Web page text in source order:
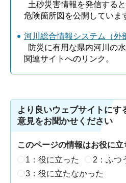
土砂災害情報を発信する
危険箇所図を公開していま
河川総合情報システム（外
防災に有用な県内河川の
関連サイトへのリンク。
より良いウェブサイトにす
意見をお聞かせください
このページの情報はお役に立
1：役に立った
2：ふつ
3：役に立たなかった